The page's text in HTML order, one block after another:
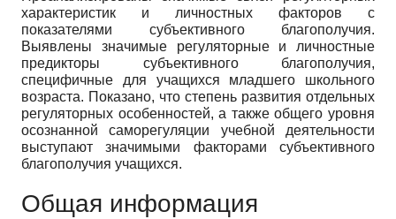
характеристик и личностных факторов с
показателями субъективного благополучия.
Выявлены значимые регуляторные и личностные
предикторы субъективного благополучия,
специфичные для учащихся младшего школьного
возраста. Показано, что степень развития отдельных
регуляторных особенностей, а также общего уровня
осознанной саморегуляции учебной деятельности
выступают значимыми факторами субъективного
благополучия учащихся.
Общая информация